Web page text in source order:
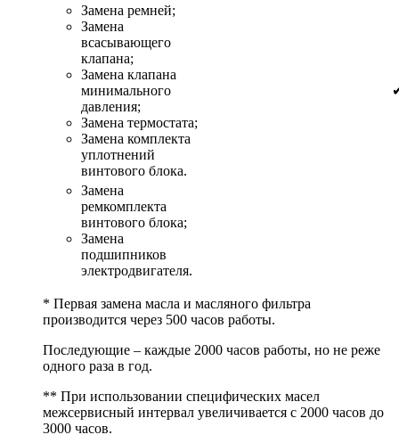
Замена ремней;
Замена
всасывающего
клапана;
Замена клапана
минимального
давления;
Замена термостата;
Замена комплекта
уплотнений
винтового блока.
Замена
ремкомплекта
винтового блока;
Замена
подшипников
электродвигателя.
* Первая замена масла и масляного фильтра
производится через 500 часов работы.
Последующие – каждые 2000 часов работы, но не реже
одного раза в год.
** При использовании специфических масел
межсервисный интервал увеличивается с 2000 часов до
3000 часов.